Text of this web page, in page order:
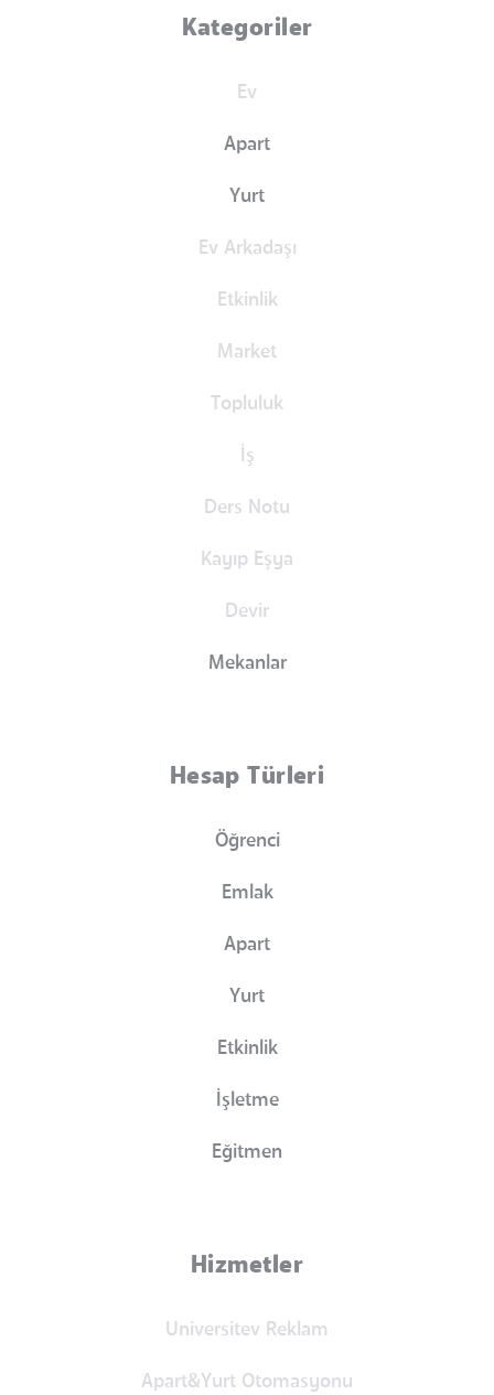
Kategoriler
Ev
Apart
Yurt
Ev Arkadaşı
Etkinlik
Market
Topluluk
İş
Ders Notu
Kayıp Eşya
Devir
Mekanlar
Hesap Türleri
Öğrenci
Emlak
Apart
Yurt
Etkinlik
İşletme
Eğitmen
Hizmetler
Universitev Reklam
Apart&Yurt Otomasyonu